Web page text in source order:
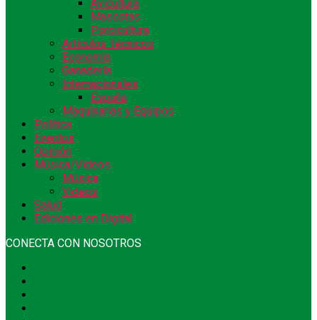
Avicultura
Mascotas
Porcicultura
Artículos Técnicos
Economía
Ganadería
Internacionales
España
Maquinarias y Equipos
Política
Eventos
Opinión
Música/Videos
Música
Videos
Salud
Ediciones en Digital
CONECTA CON NOSOTROS